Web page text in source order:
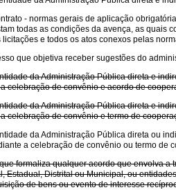
- normas gerais de aplicação
todas as condições da avença, as
e todos os atos conexos pelas
que objetiva receber sugestões do
da Administração Pública direta e
celebração de convênio e acordo de
da Administração Pública direta e
celebração de convênio e termo de
da Administração Pública direta ou
a celebração de convênio ou termo de
formaliza qualquer acordo que envolva
Estadual, Distrital ou Municipal, ou
de bens ou evento de interesse